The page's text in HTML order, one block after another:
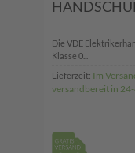
Die VDE
Klasse 0...
Lieferzeit: Im
versandbereit in